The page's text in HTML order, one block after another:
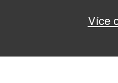
Více